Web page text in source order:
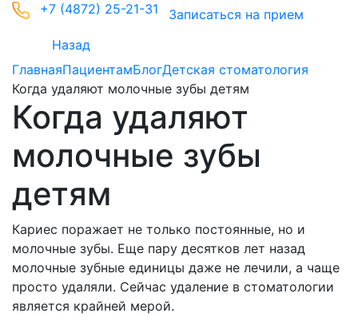
+7 (4872) 25-21-31
Записаться на прием
Назад
ГлавнаяПациентамБлогДетская стоматология
Когда удаляют молочные зубы детям
Когда удаляют
молочные зубы
детям
Кариес поражает не только постоянные, но и
молочные зубы. Еще пару десятков лет назад
молочные зубные единицы даже не лечили, а чаще
просто удаляли. Сейчас удаление в стоматологии
является крайней мерой.